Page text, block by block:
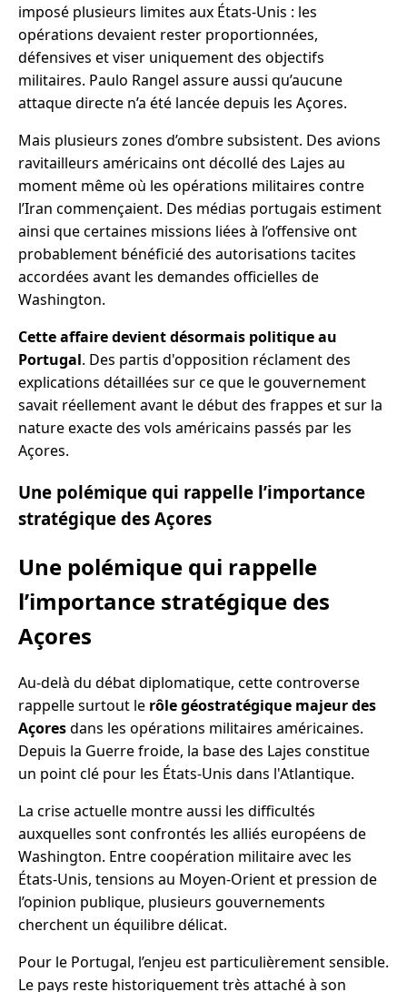
imposé plusieurs limites aux États-Unis : les
opérations devaient rester proportionnées,
défensives et viser uniquement des objectifs
militaires. Paulo Rangel assure aussi qu’aucune
attaque directe n’a été lancée depuis les Açores.
Mais plusieurs zones d’ombre subsistent. Des avions
ravitailleurs américains ont décollé des Lajes au
moment même où les opérations militaires contre
l’Iran commençaient. Des médias portugais estiment
ainsi que certaines missions liées à l’offensive ont
probablement bénéficié des autorisations tacites
accordées avant les demandes officielles de
Washington.
Cette affaire devient désormais politique au
Portugal. Des partis d'opposition réclament des
explications détaillées sur ce que le gouvernement
savait réellement avant le début des frappes et sur la
nature exacte des vols américains passés par les
Açores.
Une polémique qui rappelle l’importance
stratégique des Açores
Une polémique qui rappelle
l’importance stratégique des
Açores
Au-delà du débat diplomatique, cette controverse
rappelle surtout le rôle géostratégique majeur des
Açoresdans les opérations militaires américaines.
Depuis la Guerre froide, la base des Lajes constitue
un point clé pour les États-Unis dans l'Atlantique.
La crise actuelle montre aussi les difficultés
auxquelles sont confrontés les alliés européens de
Washington. Entre coopération militaire avec les
États-Unis, tensions au Moyen-Orient et pression de
l’opinion publique, plusieurs gouvernements
cherchent un équilibre délicat.
Pour le Portugal, l’enjeu est particulièrement sensible.
Le pays reste historiquement très attaché à son